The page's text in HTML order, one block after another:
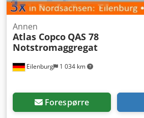
Eilenburg 1 034 km
Annen
Atlas Copco QAS 78
Notstromaggregat
Forespørre